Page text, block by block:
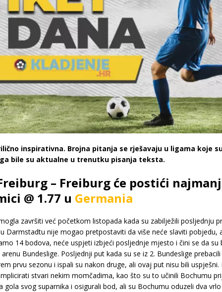
inspirativna. Brojna pitanja se rješavaju u ligama koje
bile su aktualne u trenutku pisanja teksta.
– Freiburg će postići
@ 1.77 u Germania
završiti već početkom listopada kada su zabilježili posljednju
Darmstadtu nije mogao pretpostaviti da više neće slaviti pobjedu,
14 bodova, neće uspjeti izbjeći posljednje mjesto i čini se da su
Bundeslige. Posljednji put kada su se iz 2. Bundeslige
prvu sezonu i ispali su nakon druge, ali ovaj put nisu bili
stvari nekim momčadima, kao što su to učinili Bochumu
gola svog suparnika i osigurali bod, ali su Bochumu oduzeli dva